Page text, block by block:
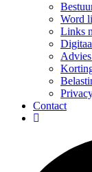
Word
Links
Contact